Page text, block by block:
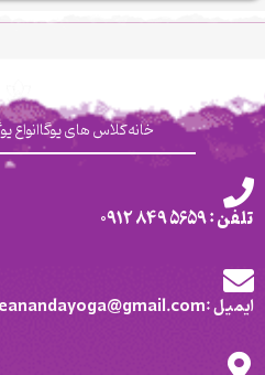
خانهکلاس های یوگاانواع
تلفن : 5659 849 0912
ایمیل :theanandayoga@gmail.com